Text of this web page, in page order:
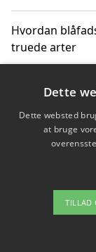
Hvordan
truede arter
Hvordan kan
Dette
Dette websted
at bruge
TILLAD